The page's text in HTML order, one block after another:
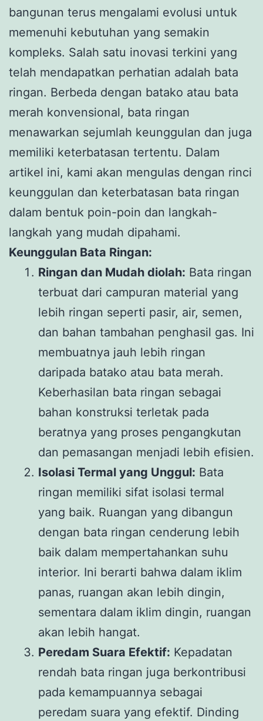
bangunan terus mengalami evolusi untuk
memenuhi kebutuhan yang semakin
kompleks. Salah satu inovasi terkini yang
telah mendapatkan perhatian adalah bata
ringan. Berbeda dengan batako atau bata
merah konvensional, bata ringan
menawarkan sejumlah keunggulan dan juga
memiliki keterbatasan tertentu. Dalam
artikel ini, kami akan mengulas dengan rinci
keunggulan dan keterbatasan bata ringan
dalam bentuk poin-poin dan langkah-
langkah yang mudah dipahami.
Keunggulan Bata Ringan:
Ringan dan Mudah diolah: Bata ringan
terbuat dari campuran material yang
lebih ringan seperti pasir, air, semen,
dan bahan tambahan penghasil gas. Ini
membuatnya jauh lebih ringan
daripada batako atau bata merah.
Keberhasilan bata ringan sebagai
bahan konstruksi terletak pada
beratnya yang proses pengangkutan
dan pemasangan menjadi lebih efisien.
Isolasi Termal yang Unggul: Bata
ringan memiliki sifat isolasi termal
yang baik. Ruangan yang dibangun
dengan bata ringan cenderung lebih
baik dalam mempertahankan suhu
interior. Ini berarti bahwa dalam iklim
panas, ruangan akan lebih dingin,
sementara dalam iklim dingin, ruangan
akan lebih hangat.
Peredam Suara Efektif: Kepadatan
rendah bata ringan juga berkontribusi
pada kemampuannya sebagai
peredam suara yang efektif. Dinding